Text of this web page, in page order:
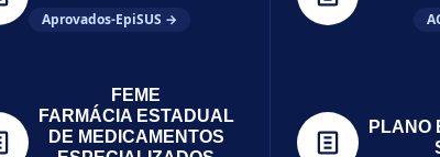
Aprovados-EpiSUS →
FEME
FARMÁCIA ESTADUAL
DE MEDICAMENTOS
PLANO